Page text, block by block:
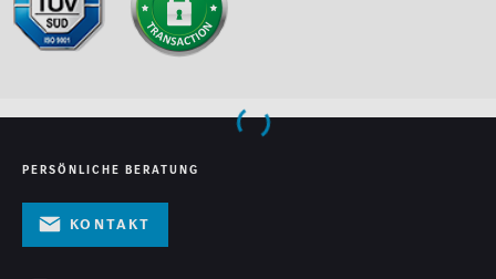
PERSÖNLICHE BERATUNG
Kontakt